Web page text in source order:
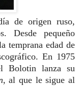
de origen ruso,
Desde pequeño
temprana edad de
En 1975
Bolotin lanza su
, al que le sigue al